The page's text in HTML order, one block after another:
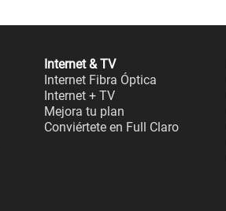
Internet & TV
Internet Fibra Óptica
Internet + TV
Mejora tu plan
Conviértete en Full Claro